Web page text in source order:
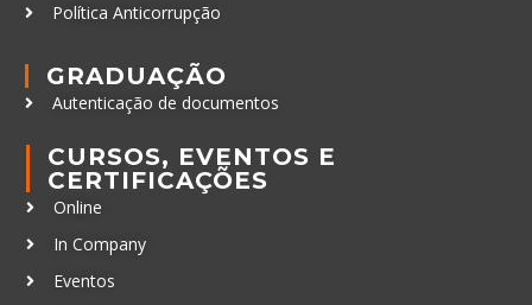
Política Anticorrupção
GRADUAÇÃO
Autenticação de documentos
CURSOS, EVENTOS E
CERTIFICAÇÕES
Online
In Company
Eventos